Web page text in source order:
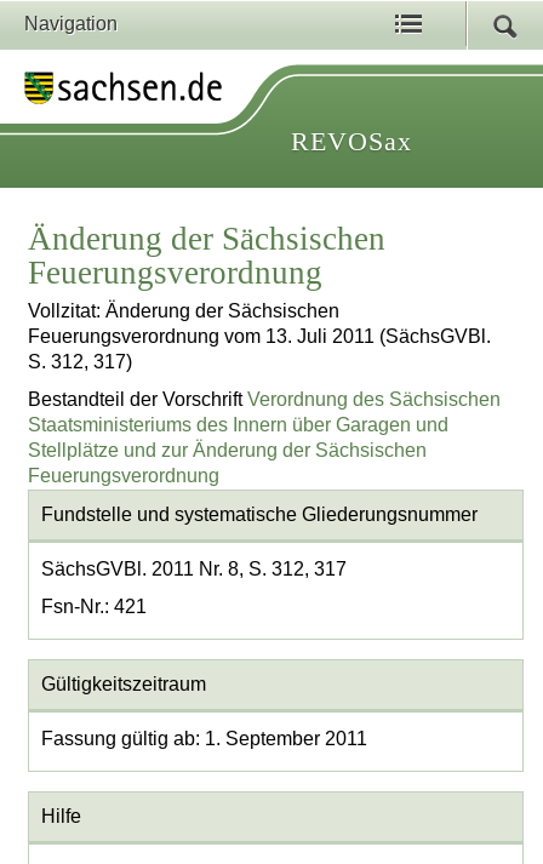
Navigation
REVOSax
Änderung der Sächsischen
Feuerungsverordnung
Vollzitat: Änderung der Sächsischen
Feuerungsverordnung vom 13. Juli 2011 (SächsGVBl.
S. 312, 317)
Bestandteil der VorschriftVerordnung des Sächsischen
Staatsministeriums des Innern über Garagen und
Stellplätze und zur Änderung der Sächsischen
Feuerungsverordnung
Fundstelle und systematische Gliederungsnummer
SächsGVBl. 2011 Nr. 8, S. 312, 317
Fsn-Nr.: 421
Gültigkeitszeitraum
Fassung gültig ab: 1. September 2011
Hilfe